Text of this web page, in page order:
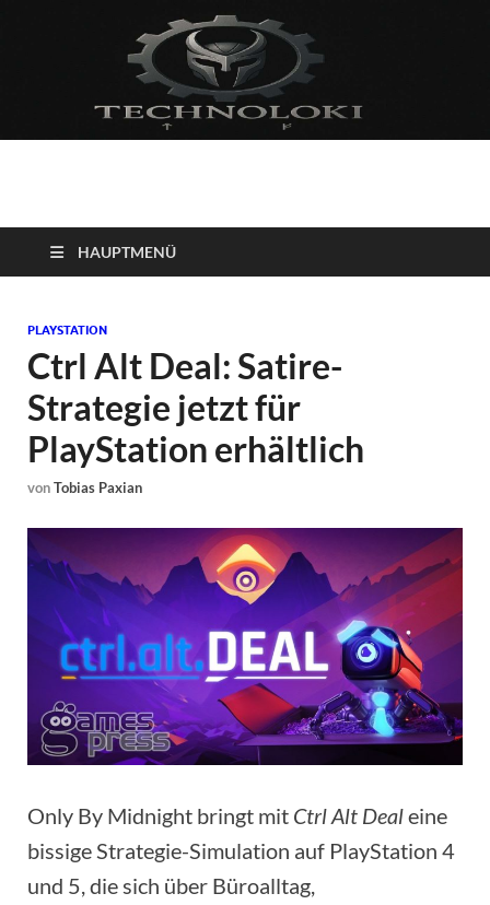
Technoloki: Gaming
und Entertainment
News
Blockbuster, Indie-Perlen und Retro-Klassiker.
HAUPTMENÜ
PLAYSTATION
Ctrl Alt Deal: Satire-
Strategie jetzt für
PlayStation erhältlich
vonTobias Paxian
Only By Midnight bringt mit Ctrl Alt Dealeine
bissige Strategie-Simulation auf PlayStation 4
und 5, die sich über Büroalltag,